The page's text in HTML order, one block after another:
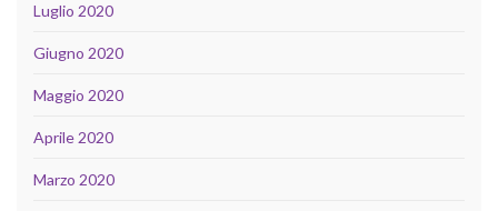
Luglio 2020
Giugno 2020
Maggio 2020
Aprile 2020
Marzo 2020